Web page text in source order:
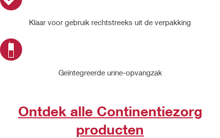
Klaar voor gebruik rechtstreeks uit de verpakking
Geïntegreerde urine-opvangzak
Ontdek alle Continentiezorg
producten